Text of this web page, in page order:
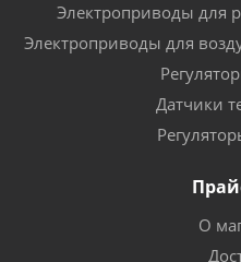
Электроприводы для
Электроприводы для
Датчики
О